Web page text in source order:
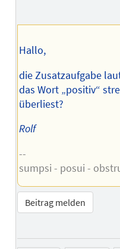
Hallo,
die Zusatzaufgabe
das Wort „positiv“
überliest?
Rolf
--
sumpsi - posui -
Beitrag melden